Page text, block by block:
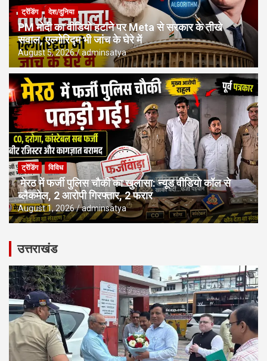
ट्रेंडिंग देश/दुनिया
PM मोदी का वीडियो हटाने पर Meta से सरकार के तीखे
सवाल, एल्गोरिद्म भी जांच के घेरे में
August 5, 2026 adminsatya
ट्रेंडिंग विविध
मेरठ में फर्जी पुलिस चौकी का खुलासा: न्यूड वीडियो कॉल से
ब्लैकमेल, 2 आरोपी गिरफ्तार, 2 फरार
August 1, 2026 adminsatya
उत्तराखंड